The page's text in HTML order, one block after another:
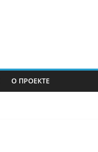
О ПРОЕКТЕ